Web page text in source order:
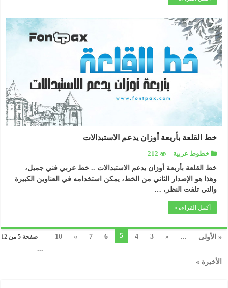
خط القلعة بأربعة أوزان يدعم الاستبدالات
خطوط عربية
212
خط القلعة بأربعة أوزان يدعم الاستبدالات .. خط عربي فني جميل،
وهذا هو الإصدار الثاني من الخط، يمكن استخدامه في العناوين الكبيرة
والتي تلفت النظر، …
أكمل القراءة »
صفحة 5 من 12 « الأولى ...
«
3
4
5
6
7
»
10
...
الأخيرة »